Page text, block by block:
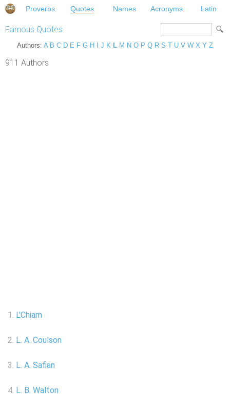
Proverbs Quotes Names Acronyms Latin
Famous Quotes
Authors: A B C D E F G H J K L M N O P Q R S T U V W X Y Z
911 Authors
1. L'Chiam
2. L. A. Coulson
3. L. A. Safian
4. L. B. Walton